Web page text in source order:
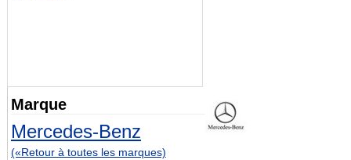
Marque
Mercedes-Benz
(«Retour à toutes les marques)